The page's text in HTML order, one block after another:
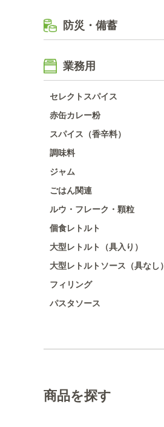
防災・備蓄
業務用
セレクトスパイス
赤缶カレー粉
スパイス（香辛料）
調味料
ジャム
ごはん関連
ルウ・フレーク・顆粒
個食レトルト
大型レトルト（具入り）
大型レトルトソース（具なし）
フィリング
パスタソース
商品を探す